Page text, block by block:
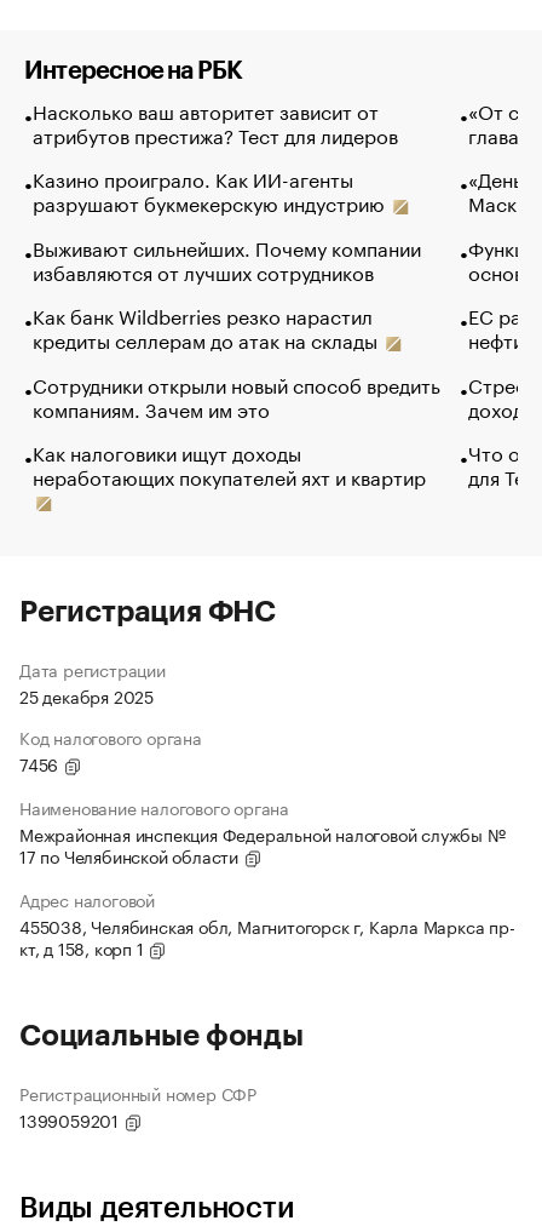
Интересное на РБК
Насколько ваш авторитет зависит от
атрибутов престижа? Тест для лидеров
Казино проиграло. Как ИИ-агенты
разрушают букмекерскую индустрию
Выживают сильнейших. Почему компании
избавляются от лучших сотрудников
Как банк Wildberries резко нарастил
кредиты селлерам до атак на склады
Сотрудники открыли новый способ вредить
компаниям. Зачем им это
Как налоговики ищут доходы
неработающих покупателей яхт и квартир
«От
глава
Маск в
основ
ЕС
нефти
Что
для
Регистрация ФНС
Дата регистрации
25 декабря 2025
Код налогового органа
7456
Наименование налогового органа
Межрайонная инспекция Федеральной налоговой службы №
17 по Челябинской области
Адрес налоговой
455038, Челябинская обл, Магнитогорск г, Карла Маркса пр-
кт, д 158, корп 1
Социальные фонды
Регистрационный номер СФР
1399059201
Виды деятельности